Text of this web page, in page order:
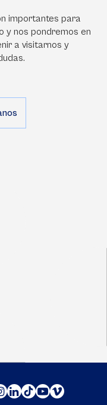
importantes para
y nos pondremos en
a visitarnos y